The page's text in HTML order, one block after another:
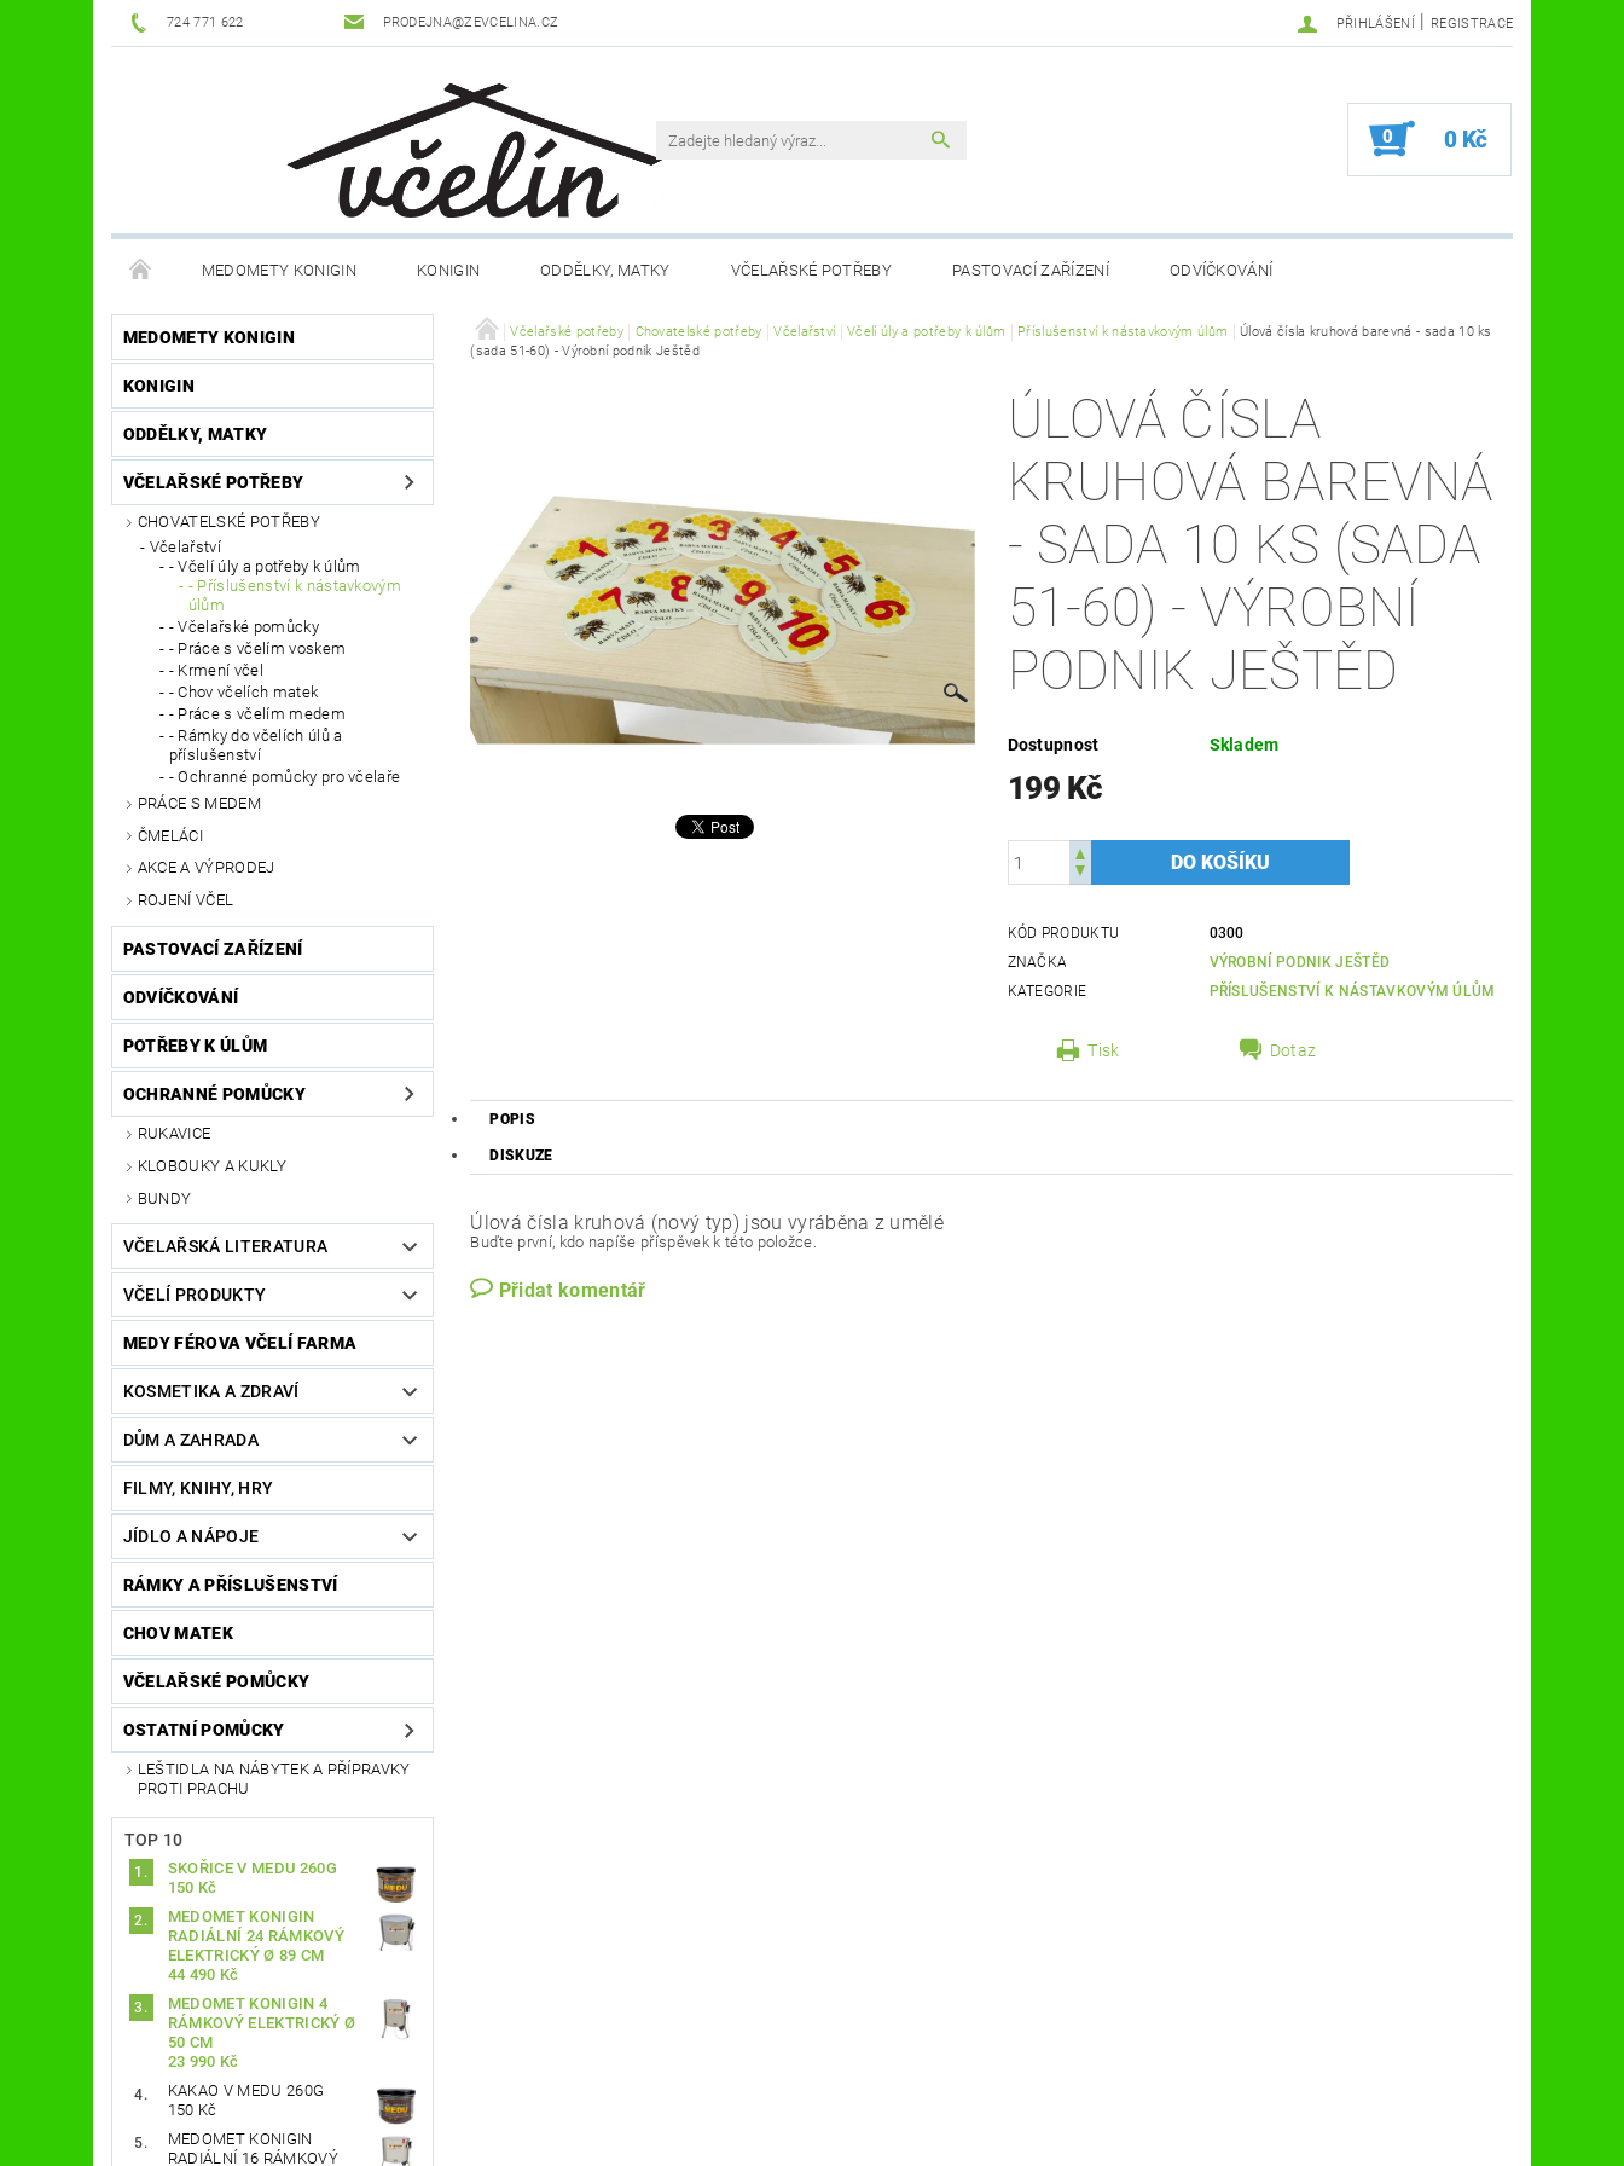
724 771 622 PRODEJNA@ZEVCELINA.CZ PŘIHLÁŠENÍ | REGISTRACE
0 0 Kč
MEDOMETY KONIGIN KONIGIN ODDĚLKY, MATKY VČELAŘSKÉ POTŘEBY PASTOVACÍ ZAŘÍZENÍ ODVÍČKOVÁNÍ
POTŘEBY K ÚLŮM OCHRANNÉ POMŮCKY VČELAŘSKÁ LITERATURA VČELÍ PRODUKTY MEDY FÉROVA VČELÍ FARMA KOSMETIKA A ZDRAVÍ
DŮM A ZAHRADA CHOV MATEK VČELAŘSKÉ POMŮCKY
OSTATNÍ POMŮCKY NOVINKY
MEDOMETY KONIGIN
KONIGIN
ODDĚLKY, MATKY
VČELAŘSKÉ POTŘEBY
CHOVATELSKÉ POTŘEBY
Včelařství
- Včelí úly a potřeby k úlům
- Příslušenství k nástavkovým
úlům
- Včelařské pomůcky
- Práce s včelím voskem
- Krmení včel
- Chov včelích matek
- Práce s včelím medem
- Rámky do včelích úlů a
příslušenství
- Ochranné pomůcky pro včelaře
PRÁCE S MEDEM
ČMELÁCI
AKCE A VÝPRODEJ
ROJENÍ VČEL
PASTOVACÍ ZAŘÍZENÍ
ODVÍČKOVÁNÍ
POTŘEBY K ÚLŮM
OCHRANNÉ POMŮCKY
RUKAVICE
KLOBOUKY A KUKLY
BUNDY
VČELAŘSKÁ LITERATURA
VČELÍ PRODUKTY
MEDY FÉROVA VČELÍ FARMA
KOSMETIKA A ZDRAVÍ
DŮM A ZAHRADA
FILMY, KNIHY, HRY
JÍDLO A NÁPOJE
RÁMKY A PŘÍSLUŠENSTVÍ
CHOV MATEK
VČELAŘSKÉ POMŮCKY
OSTATNÍ POMŮCKY
LEŠTIDLA NA NÁBYTEK A PŘÍPRAVKY
PROTI PRACHU
TOP 10
SKOŘICE V MEDU 260G
150 Kč
MEDOMET KONIGIN
RADIÁLNÍ 24 RÁMKOVÝ
ELEKTRICKÝ Ø 89 CM
44 490 Kč
MEDOMET KONIGIN 4
RÁMKOVÝ ELEKTRICKÝ Ø
50 CM
23 990 Kč
KAKAO V MEDU 260G
150 Kč
MEDOMET KONIGIN
RADIÁLNÍ 16 RÁMKOVÝ
Včelařské potřeby Chovatelské potřeby Včelařství Včelí úly a potřeby k úlům Příslušenství k nástavkovým úlům
Úlová čísla kruhová barevná - sada 10 ks
(sada 51-60) - Výrobní podnik Ještěd
ÚLOVÁ ČÍSLA
KRUHOVÁ BAREVNÁ
- SADA 10 KS (SADA
51-60) - VÝROBNÍ
PODNIK JEŠTĚD
Dostupnost Skladem
199 Kč
KÓD PRODUKTU
0300
ZNAČKA
VÝROBNÍ PODNIK JEŠTĚD
KATEGORIE
PŘÍSLUŠENSTVÍ K NÁSTAVKOVÝM ÚLŮM
Tisk Dotaz
POPIS
DISKUZE
Úlová čísla kruhová (nový typ) jsou vyráběna z umělé
Buďte první, kdo napíše příspěvek k této položce.
Přidat komentář